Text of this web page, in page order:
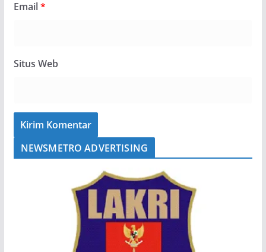
Email*
Situs Web
NEWSMETRO ADVERTISING